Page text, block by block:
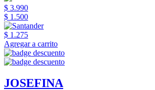
$ 3.990
$ 1.500
$ 1.275
Agregar a carrito
JOSEFINA